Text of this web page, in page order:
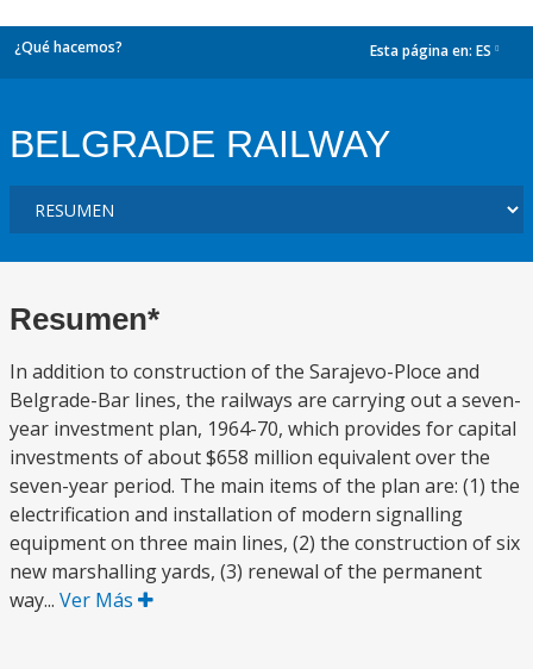
¿Qué hacemos? Esta página en: ES
BELGRADE RAILWAY
Resumen*
In addition to construction of the Sarajevo-Ploce and
Belgrade-Bar lines, the railways are carrying out a seven-
year investment plan, 1964-70, which provides for capital
investments of about $658 million equivalent over the
seven-year period. The main items of the plan are: (1) the
electrification and installation of modern signalling
equipment on three main lines, (2) the construction of six
new marshalling yards, (3) renewal of the permanent
way... Ver Más